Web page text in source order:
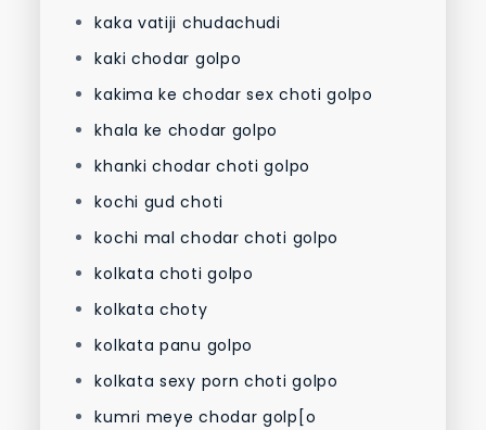
kaka vatiji chudachudi
kaki chodar golpo
kakima ke chodar sex choti golpo
khala ke chodar golpo
khanki chodar choti golpo
kochi gud choti
kochi mal chodar choti golpo
kolkata choti golpo
kolkata choty
kolkata panu golpo
kolkata sexy porn choti golpo
kumri meye chodar golp[o